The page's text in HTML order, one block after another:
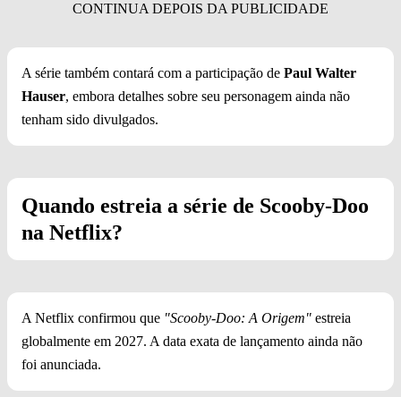
A série também contará com a participação de Paul Walter
Hauser, embora detalhes sobre seu personagem ainda não
tenham sido divulgados.
Quando estreia a série de Scooby-Doo
na Netflix?
A Netflix confirmou que "Scooby-Doo: A Origem" estreia
globalmente em 2027. A data exata de lançamento ainda não
foi anunciada.